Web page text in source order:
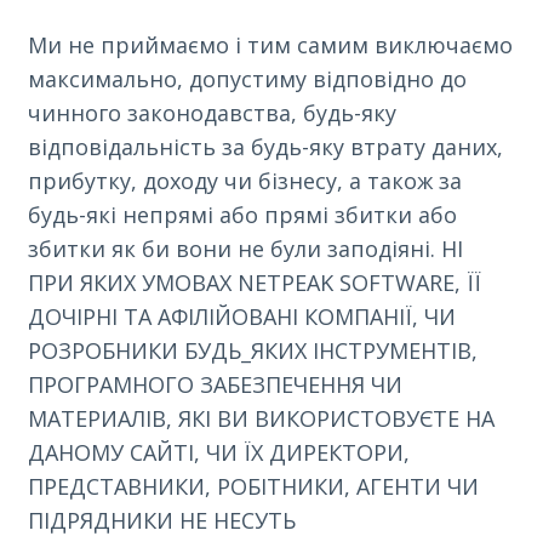
Ми не приймаємо і тим самим виключаємо
максимально, допустиму відповідно до
чинного законодавства, будь-яку
відповідальність за будь-яку втрату даних,
прибутку, доходу чи бізнесу, а також за
будь-які непрямі або прямі збитки або
збитки як би вони не були заподіяні. НІ
ПРИ ЯКИХ УМОВАХ NETPEAK SOFTWARE, ЇЇ
ДОЧІРНІ ТА АФІЛІЙОВАНІ КОМПАНІЇ, ЧИ
РОЗРОБНИКИ БУДЬ_ЯКИХ ІНСТРУМЕНТІВ,
ПРОГРАМНОГО ЗАБЕЗПЕЧЕННЯ ЧИ
МАТЕРИАЛІВ, ЯКІ ВИ ВИКОРИСТОВУЄТЕ НА
ДАНОМУ САЙТІ, ЧИ ЇХ ДИРЕКТОРИ,
ПРЕДСТАВНИКИ, РОБІТНИКИ, АГЕНТИ ЧИ
ПІДРЯДНИКИ НЕ НЕСУТЬ